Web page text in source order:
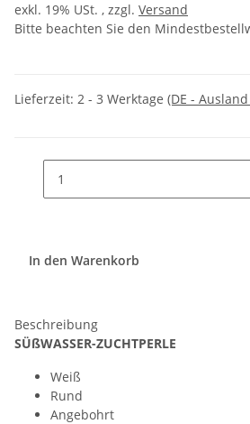
exkl. 19% USt. , zzgl. Versand
Bitte beachten Sie den
Lieferzeit: 2 - 3 Werktage (DE -
In den Warenkorb
Beschreibung
SÜßWASSER-ZUCHTPERLE
Weiß
Rund
Angebohrt